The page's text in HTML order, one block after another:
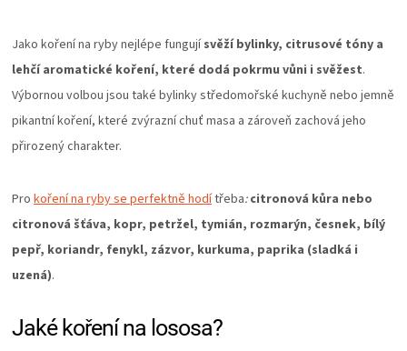
Jako koření na ryby nejlépe fungujísvěží bylinky, citrusové tóny a
lehčí aromatické koření, které dodá pokrmu vůni i svěžest.
Výbornou volbou jsou také bylinky středomořské kuchyně nebo jemně
pikantní koření, které zvýrazní chuť masa a zároveň zachová jeho
přirozený charakter.
Pro koření na ryby se perfektně hodítřeba: citronová kůra nebo
citronová šťáva, kopr, petržel, tymián, rozmarýn, česnek, bílý
pepř, koriandr, fenykl, zázvor, kurkuma, paprika (sladká i
uzená).
Jaké koření na lososa?